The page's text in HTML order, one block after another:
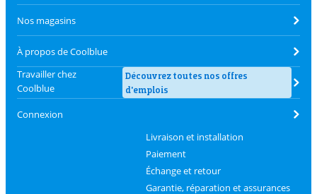
Nos magasins
À propos de Coolblue
Travailler chez
Coolblue
Découvrez toutes nos offres
d'emplois
Connexion
Livraison et installation
Paiement
Échange et retour
Garantie, réparation et assurances